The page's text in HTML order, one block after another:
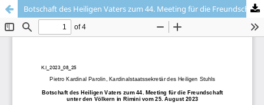
Botschaft des Heiligen Vaters zum 44. Meeting für die Freundschaft unter den Völkern in Rimini vom 25. August 2023